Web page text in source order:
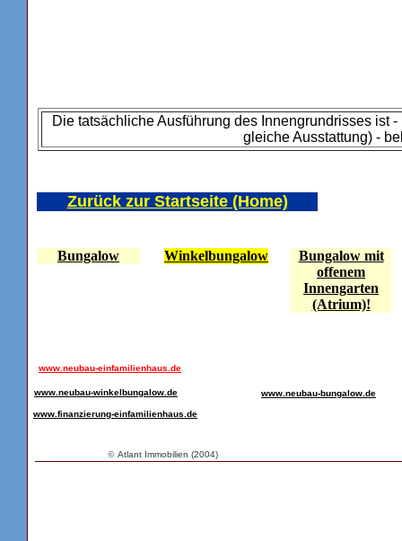
Die tatsächliche Ausführung des Innengrundrisses ist
gleiche Ausstattung) -
Zurück zur Startseite (Home)
Bungalow Winkelbungalow
www.neubau-einfamilienhaus.de
Bungalow mit
offenem
Innengarten
(Atrium)!
www.neubau-winkelbungalow.de www.neubau-bungalow.de
www.finanzierung-einfamilienhaus.de
© Atlant Immobilien (2004)